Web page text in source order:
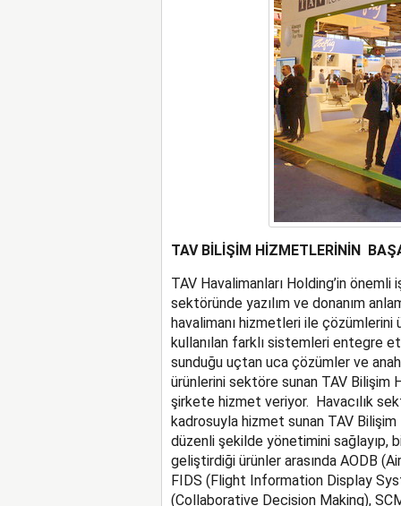
TAV BİLİŞİM HİZMETLERİNİN
TAV Havalimanları Holding’in
sektöründe yazılım ve donanım
havalimanı hizmetleri ile çözümlerini
kullanılan farklı sistemleri entegre
sunduğu uçtan uca çözümler ve
ürünlerini sektöre sunan TAV Bilişim
şirkete hizmet veriyor. Havacılık
kadrosuyla hizmet sunan TAV Bilişim
düzenli şekilde yönetimini sağlayıp,
geliştirdiği ürünler arasında AODB
FIDS (Flight Information Display
(Collaborative Decision Making),